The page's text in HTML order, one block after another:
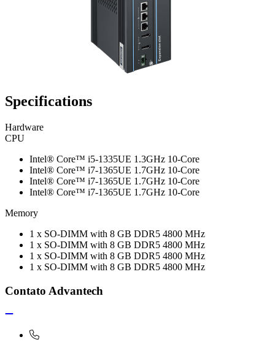
Specifications
Hardware
CPU
Intel® Core™ i5-1335UE 1.3GHz 10-Core
Intel® Core™ i7-1365UE 1.7GHz 10-Core
Intel® Core™ i7-1365UE 1.7GHz 10-Core
Intel® Core™ i7-1365UE 1.7GHz 10-Core
Memory
1 x SO-DIMM with 8 GB DDR5 4800 MHz
1 x SO-DIMM with 8 GB DDR5 4800 MHz
1 x SO-DIMM with 8 GB DDR5 4800 MHz
1 x SO-DIMM with 8 GB DDR5 4800 MHz
Contato Advantech